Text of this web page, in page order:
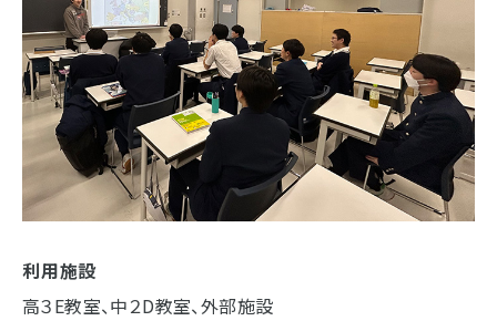
利用施設
高３E教室、中２D教室、外部施設